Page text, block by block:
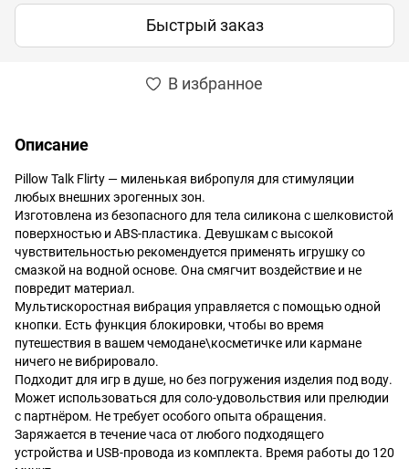
Быстрый заказ
В избранное
Описание
Pillow Talk Flirty — миленькая вибропуля для стимуляции
любых внешних эрогенных зон.
Изготовлена из безопасного для тела силикона с шелковистой
поверхностью и ABS-пластика. Девушкам с высокой
чувствительностью рекомендуется применять игрушку со
смазкой на водной основе. Она смягчит воздействие и не
повредит материал.
Мультискоростная вибрация управляется с помощью одной
кнопки. Есть функция блокировки, чтобы во время
путешествия в вашем чемодане\косметичке или кармане
ничего не вибрировало.
Подходит для игр в душе, но без погружения изделия под воду.
Может использоваться для соло-удовольствия или прелюдии
с партнёром. Не требует особого опыта обращения.
Заряжается в течение часа от любого подходящего
устройства и USB-провода из комплекта. Время работы до 120